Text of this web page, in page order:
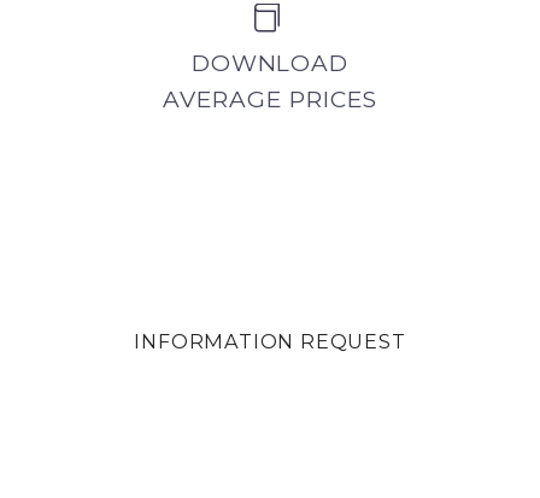


DOWNLOAD
AVERAGE PRICES
INFORMATION REQUEST